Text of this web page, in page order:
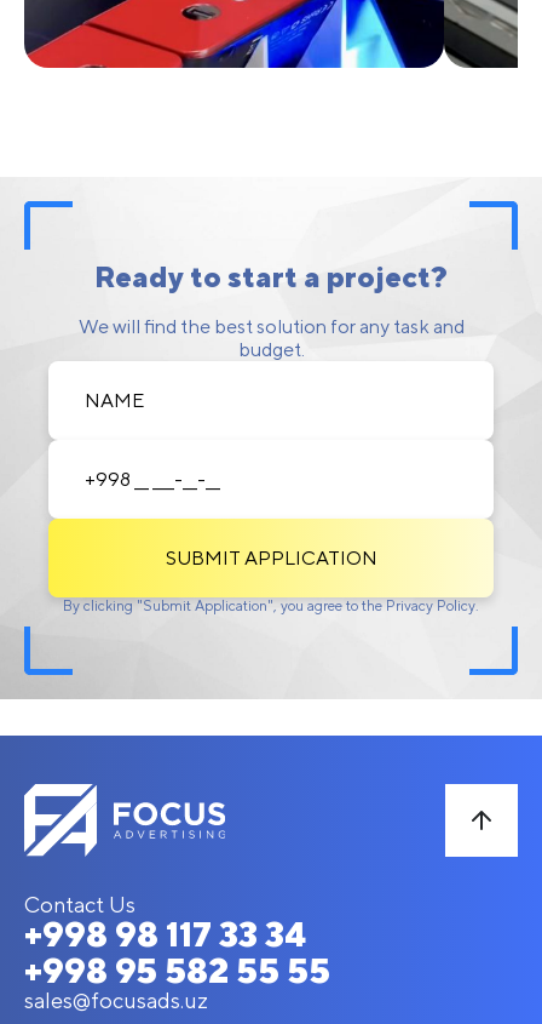
Ready to start a project?
We will find the best solution for any task and
budget.
SUBMIT APPLICATION
By clicking "Submit Application", you agree to the Privacy Policy.
Contact Us
+998 98 117 33 34
+998 95 582 55 55
sales@focusads.uz